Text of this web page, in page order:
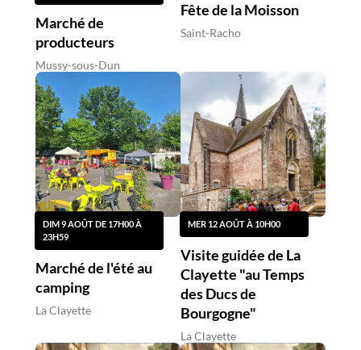
Marché de
producteurs
Mussy-sous-Dun
Fête de la Moisson
Saint-Racho
DIM 9 AOÛT DE 17H00 À
23H59
Marché de l'été au
camping
La Clayette
MER 12 AOÛT À 10H00
Visite guidée de La
Clayette "au Temps
des Ducs de
Bourgogne"
La Clayette